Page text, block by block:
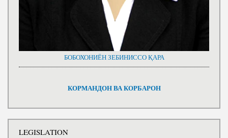
БОБОХОНИЁН ЗЕБИНИССО ҚАРА
КОРМАНДОН ВА КОРБАРОН
LEGISLATION